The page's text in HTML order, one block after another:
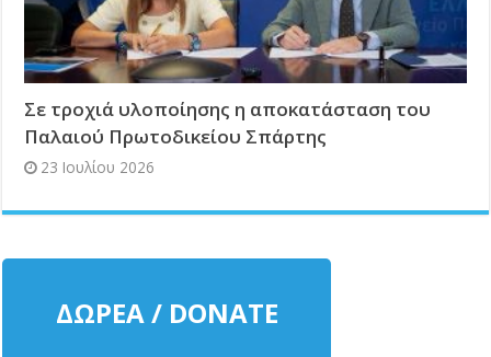
Σε τροχιά υλοποίησης η αποκατάσταση του
Παλαιού Πρωτοδικείου Σπάρτης
23 Ιουλίου 2026
ΔΩΡΕΑ / DONATE